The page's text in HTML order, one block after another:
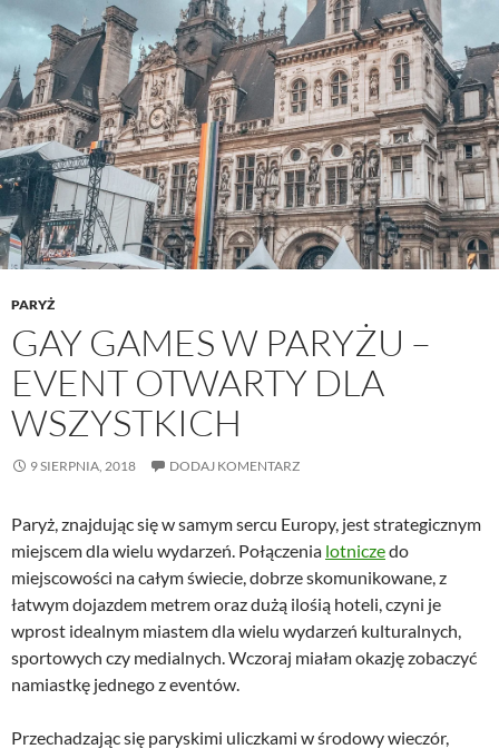
PARYŻ
GAY GAMES W PARYŻU –
EVENT OTWARTY DLA
WSZYSTKICH
9 SIERPNIA, 2018 DODAJ KOMENTARZ
Paryż, znajdując się w samym sercu Europy, jest strategicznym
miejscem dla wielu wydarzeń. Połączenia lotniczedo
miejscowości na całym świecie, dobrze skomunikowane, z
łatwym dojazdem metrem oraz dużą ilośią hoteli, czyni je
wprost idealnym miastem dla wielu wydarzeń kulturalnych,
sportowych czy medialnych. Wczoraj miałam okazję zobaczyć
namiastkę jednego z eventów.
Przechadzając się paryskimi uliczkami w środowy wieczór,